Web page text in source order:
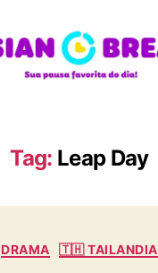
A
N
R
A
Tag: Leap Day
C
DRAMA 🇹🇭 TAILANDIA